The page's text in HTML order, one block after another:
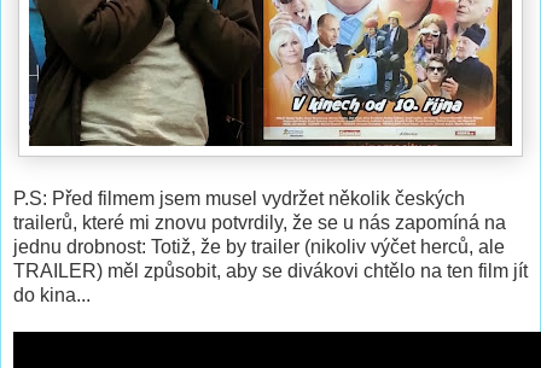
P.S: Před filmem jsem musel vydržet několik českých
trailerů, které mi znovu potvrdily, že se u nás zapomíná na
jednu drobnost: Totiž, že by trailer (nikoliv výčet herců, ale
TRAILER) měl způsobit, aby se divákovi chtělo na ten film jít
do kina...